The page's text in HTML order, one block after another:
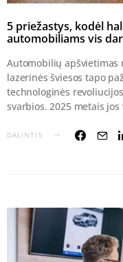
5 priežastys, kodėl
automobiliams vis
Automobilių apšvietimas
lazerinės šviesos tapo
technologinės
svarbios. 2025 metais
DALINTIS